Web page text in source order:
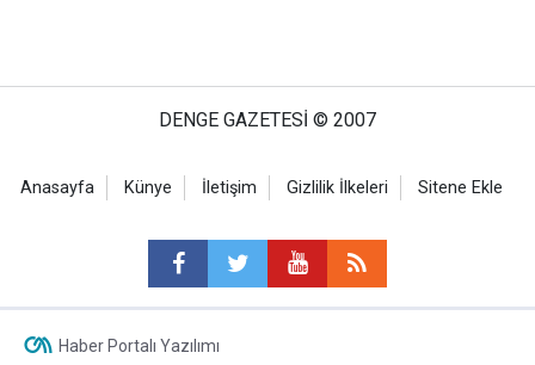
DENGE GAZETESİ © 2007
Anasayfa Künye İletişim Gizlilik İlkeleri Sitene Ekle
Haber Portalı Yazılımı